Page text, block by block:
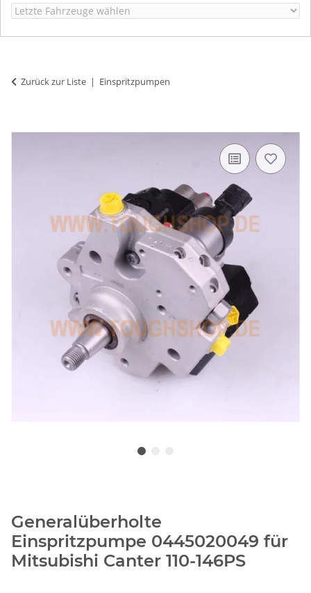
Zurück zur Liste Einspritzpumpen
Generalüberholte
Einspritzpumpe 0445020049 für
Mitsubishi Canter 110-146PS